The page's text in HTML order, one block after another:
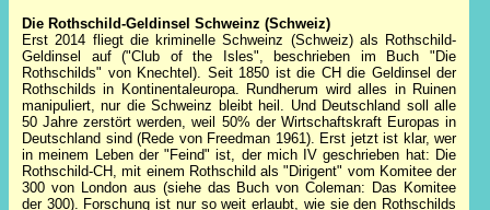
Die Rothschild-Geldinsel Schweinz (Schweiz)
Erst 2014 fliegt die kriminelle Schweinz (Schweiz) als Rothschild-
Geldinsel auf ("Club of the Isles", beschrieben im Buch "Die
Rothschilds" von Knechtel). Seit 1850 ist die CH die Geldinsel der
Rothschilds in Kontinentaleuropa. Rundherum wird alles in Ruinen
manipuliert, nur die Schweinz bleibt heil. Und Deutschland soll alle
50 Jahre zerstört werden, weil 50% der Wirtschaftskraft Europas in
Deutschland sind (Rede von Freedman 1961). Erst jetzt ist klar, wer
in meinem Leben der "Feind" ist, der mich IV geschrieben hat: Die
Rothschild-CH, mit einem Rothschild als "Dirigent" vom Komitee der
300 von London aus (siehe das Buch von Coleman: Das Komitee
der 300). Forschung ist nur so weit erlaubt, wie sie den Rothschilds